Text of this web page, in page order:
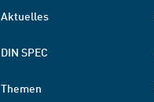
Aktuelles
DIN SPEC
Themen